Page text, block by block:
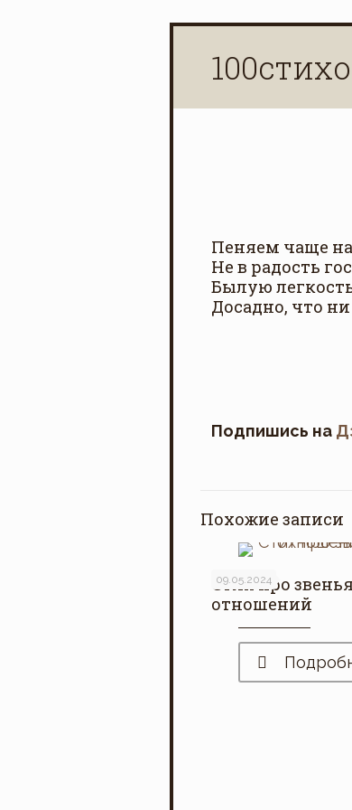
Пеняем чаще
Не в радость
Былую
Досадно, что
Подпишись на
Похожие записи
09.05.2024
Стих про звенья
отношений